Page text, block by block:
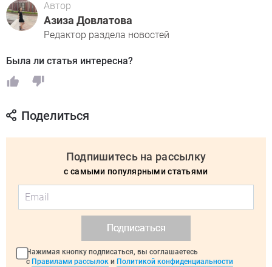
Автор
Азиза Довлатова
Редактор раздела новостей
Была ли статья интересна?
Поделиться
Подпишитесь на рассылку
с самыми популярными статьями
Подписаться
Нажимая кнопку подписаться, вы соглашаетесь
с Правилами рассылок и Политикой конфиденциальности